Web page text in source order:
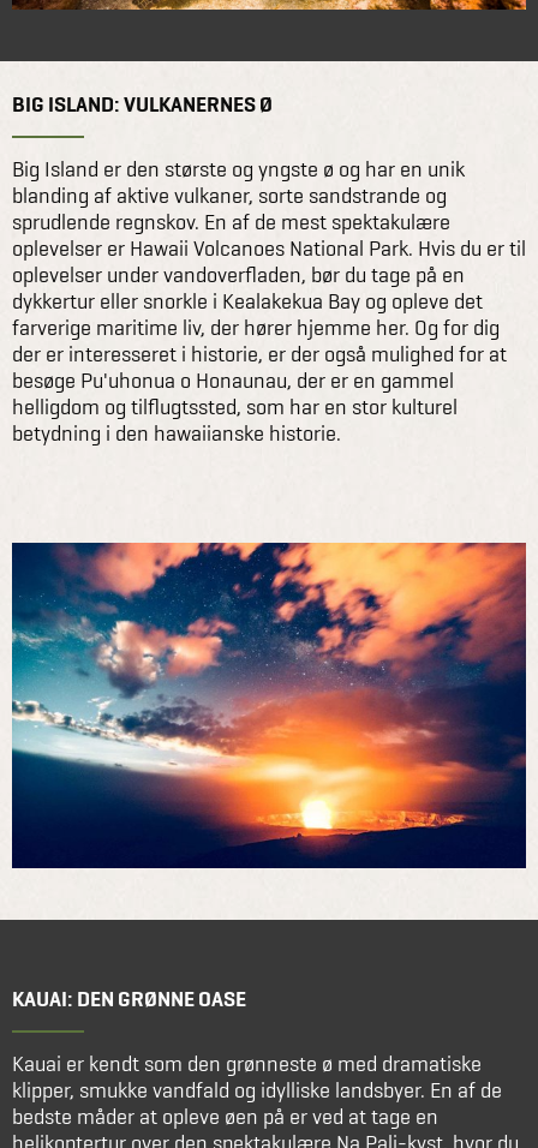
BIG ISLAND: VULKANERNES Ø
Big Island er den største og yngste ø og har en unik
blanding af aktive vulkaner, sorte sandstrande og
sprudlende regnskov. En af de mest spektakulære
oplevelser er Hawaii Volcanoes National Park. Hvis du er til
oplevelser under vandoverfladen, bør du tage på en
dykkertur eller snorkle i Kealakekua Bay og opleve det
farverige maritime liv, der hører hjemme her. Og for dig
der er interesseret i historie, er der også mulighed for at
besøge Pu'uhonua o Honaunau, der er en gammel
helligdom og tilflugtssted, som har en stor kulturel
betydning i den hawaiianske historie.
KAUAI: DEN GRØNNE OASE
Kauai er kendt som den grønneste ø med dramatiske
klipper, smukke vandfald og idylliske landsbyer. En af de
bedste måder at opleve øen på er ved at tage en